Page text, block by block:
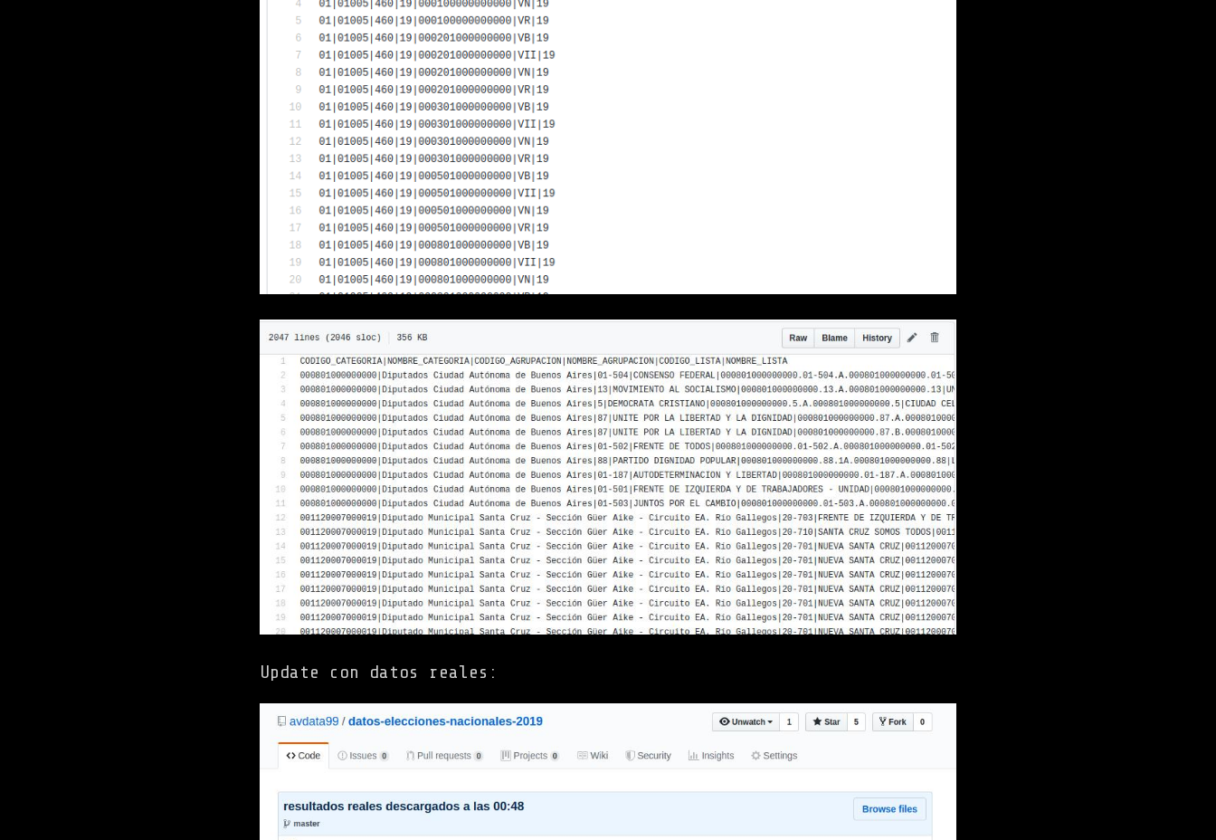
Update con datos reales: